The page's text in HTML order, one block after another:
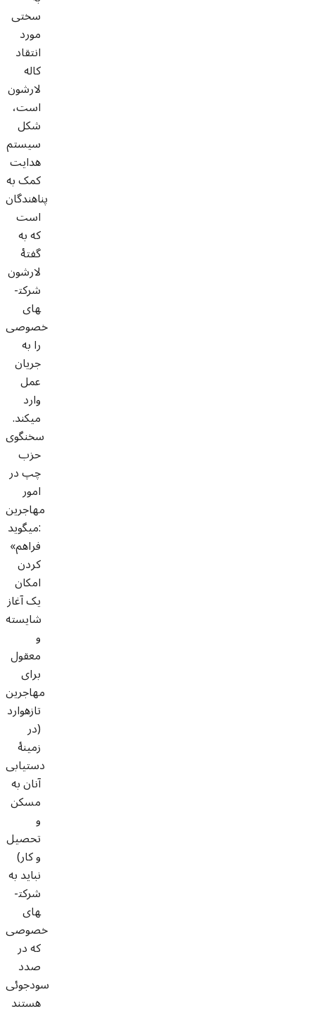
سختی
مورد
انتقاد
کاله
لارشون
است،
شکل
سیستم
هدایت
کمک به
پناهندگان
است
که به
گفتۀ
لارشون
شرکت­
های
خصوصی
را به
جریان
عمل
وارد
می­کند.
سخنگوی
حزب
چپ در
امور
مهاجرین
می­گوید:
«فراهم
کردن
امکان
یک آغاز
شایسته
و
معقول
برای
مهاجرین
تازه­وارد
(در
زمینۀ
دستیابی
آنان به
مسکن
و
تحصیل
و کار)
نباید به
شرکت­
های
خصوصی
که در
صدد
سودجوئی
هستند